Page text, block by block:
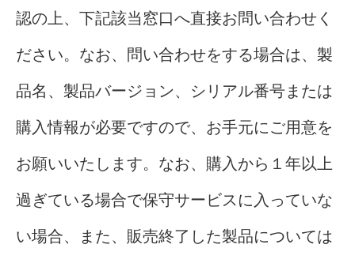
認の上、下記該当窓口へ直接お問い合わせく
ださい。なお、問い合わせをする場合は、製
品名、製品バージョン、シリアル番号または
購入情報が必要ですので、お手元にご用意を
お願いいたします。なお、購入から１年以上
過ぎている場合で保守サービスに入っていな
い場合、また、販売終了した製品については